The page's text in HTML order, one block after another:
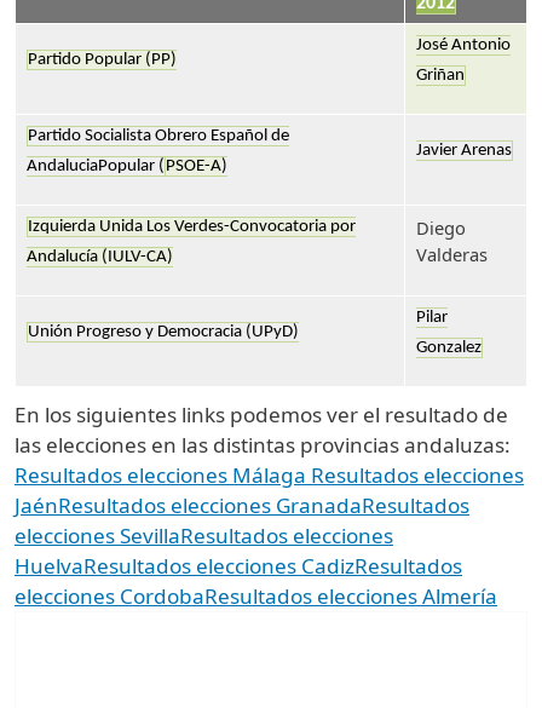
Partido Popular (PP)
José Antonio
Griñan
Partido Socialista Obrero Español de
AndaluciaPopular ( PSOE-A)
Javier Arenas
Izquierda Unida Los Verdes-Convocatoria por
Andalucía (IULV-CA)
Diego
Valderas
Unión Progreso y Democracia (UPyD)
Pilar
Gonzalez
En los siguientes links podemos ver el resultado de
las elecciones en las distintas provincias andaluzas:
Resultados elecciones Málaga Resultados elecciones
JaénResultados elecciones GranadaResultados
elecciones SevillaResultados elecciones
HuelvaResultados elecciones CadizResultados
elecciones CordobaResultados elecciones Almería